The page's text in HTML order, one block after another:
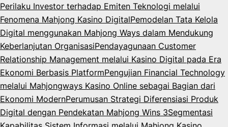
Perilaku Investor terhadap Emiten Teknologi melalui
Fenomena Mahjong Kasino DigitalPemodelan Tata Kelola
Digital menggunakan Mahjong Ways dalam Mendukung
Keberlanjutan OrganisasiPendayagunaan Customer
Relationship Management melalui Kasino Digital pada Era
Ekonomi Berbasis PlatformPengujian Financial Technology
melalui Mahjongways Kasino Online sebagai Bagian dari
Ekonomi ModernPerumusan Strategi Diferensiasi Produk
Digital dengan Pendekatan Mahjong Wins 3Segmentasi